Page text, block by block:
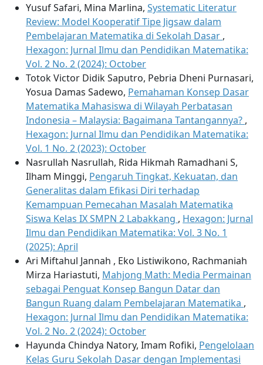
Yusuf Safari, Mina Marlina, Systematic Literatur
Review: Model Kooperatif Tipe Jigsaw dalam
Pembelajaran Matematika di Sekolah Dasar ,
Hexagon: Jurnal Ilmu dan Pendidikan Matematika:
Vol. 2 No. 2 (2024): October
Totok Victor Didik Saputro, Pebria Dheni Purnasari,
Yosua Damas Sadewo, Pemahaman Konsep Dasar
Matematika Mahasiswa di Wilayah Perbatasan
Indonesia – Malaysia: Bagaimana Tantangannya? ,
Hexagon: Jurnal Ilmu dan Pendidikan Matematika:
Vol. 1 No. 2 (2023): October
Nasrullah Nasrullah, Rida Hikmah Ramadhani S,
Ilham Minggi, Pengaruh Tingkat, Kekuatan, dan
Generalitas dalam Efikasi Diri terhadap
Kemampuan Pemecahan Masalah Matematika
Siswa Kelas IX SMPN 2 Labakkang , Hexagon: Jurnal
Ilmu dan Pendidikan Matematika: Vol. 3 No. 1
(2025): April
Ari Miftahul Jannah , Eko Listiwikono, Rachmaniah
Mirza Hariastuti, Mahjong Math: Media Permainan
sebagai Penguat Konsep Bangun Datar dan
Bangun Ruang dalam Pembelajaran Matematika ,
Hexagon: Jurnal Ilmu dan Pendidikan Matematika:
Vol. 2 No. 2 (2024): October
Hayunda Chindya Natory, Imam Rofiki, Pengelolaan
Kelas Guru Sekolah Dasar dengan Implementasi